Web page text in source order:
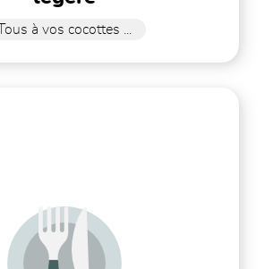
Tous à vos cocottes ...